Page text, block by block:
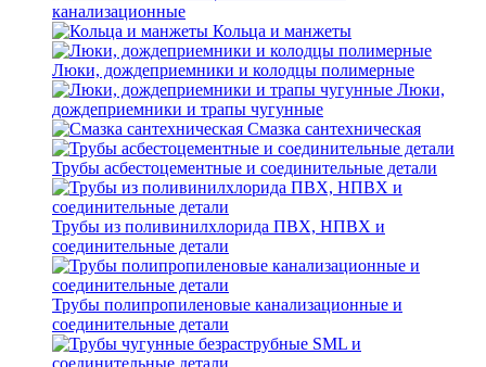
канализационные
Кольца и манжеты
Люки, дождеприемники и колодцы полимерные
Люки,
дождеприемники и трапы чугунные
Смазка сантехническая
Трубы асбестоцементные и соединительные детали
Трубы из поливинилхлорида ПВХ, НПВХ и
соединительные детали
Трубы полипропиленовые канализационные и
соединительные детали